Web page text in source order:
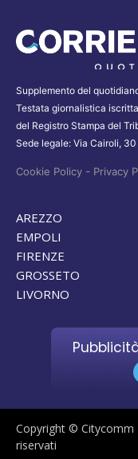
Supplemento del
Testata giornalistica
del Registro Stampa del
Sede legale: Via Cairoli,
Cookie Policy - Privacy
AREZZO
EMPOLI
FIRENZE
GROSSETO
LIVORNO
Copyright © Citycomm
riservati